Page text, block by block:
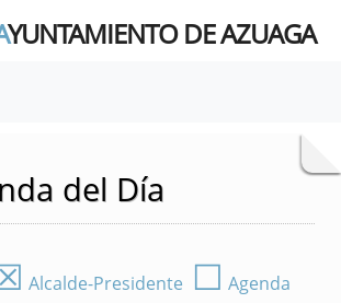
YUNTAMIENTO DE AZUAGA
del Día
Alcalde-Presidente ☐ Agenda